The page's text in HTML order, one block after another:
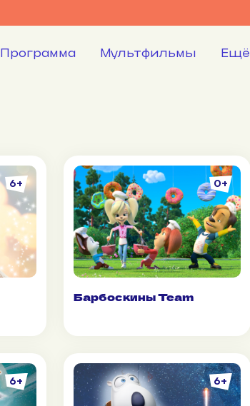
Программа Мультфильмы Ещё
6+ 0+
Барбоскины Team
6+ 6+